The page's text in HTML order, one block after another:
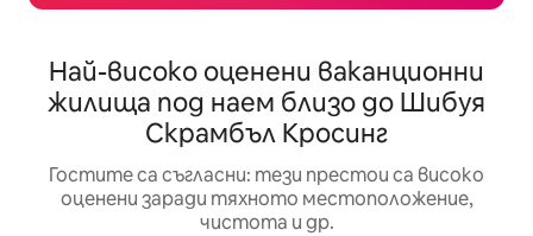
Най-високо оценени ваканционни
жилища под наем близо до Шибуя
Скрамбъл Кросинг
Гостите са съгласни: тези престои са високо
оценени заради тяхното местоположение,
чистота и др.